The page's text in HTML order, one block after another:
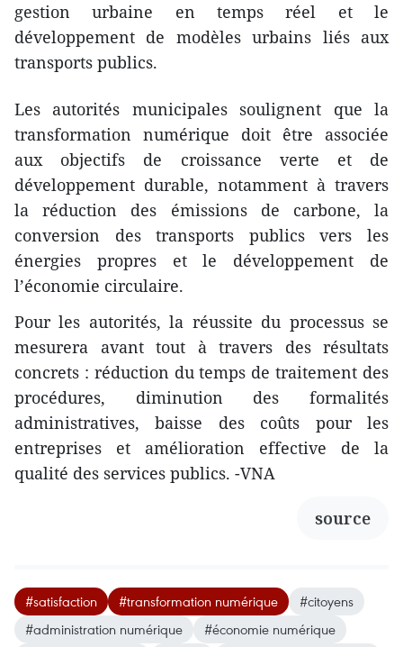
gestion urbaine en temps réel et le
développement de modèles urbains liés aux
transports publics.
Les autorités municipales soulignent que la
transformation numérique doit être associée
aux objectifs de croissance verte et de
développement durable, notamment à travers
la réduction des émissions de carbone, la
conversion des transports publics vers les
énergies propres et le développement de
l’économie circulaire.
Pour les autorités, la réussite du processus se
mesurera avant tout à travers des résultats
concrets : réduction du temps de traitement des
procédures, diminution des formalités
administratives, baisse des coûts pour les
entreprises et amélioration effective de la
qualité des services publics. -VNA
source
#satisfaction #transformation numérique
#citoyens
#administration numérique
#économie numérique